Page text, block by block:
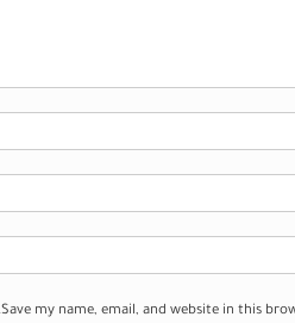
Save my name, email, and website in this